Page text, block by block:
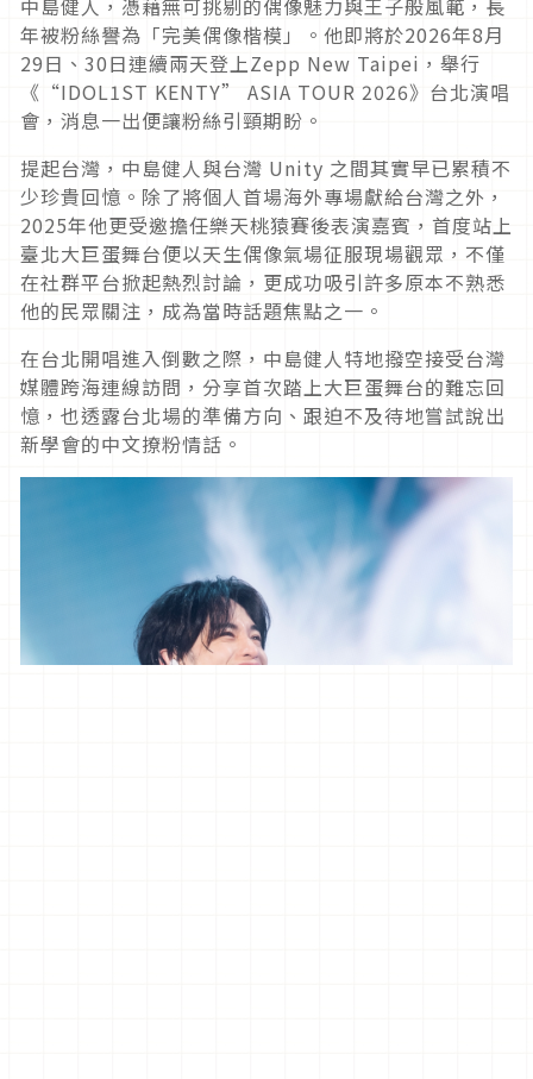
中島健人，憑藉無可挑剔的偶像魅力與王子般風範，長
年被粉絲譽為「完美偶像楷模」。他即將於2026年8月
29日、30日連續兩天登上Zepp New Taipei，舉行
《“IDOL1ST KENTY” ASIA TOUR 2026》台北演唱
會，消息一出便讓粉絲引頸期盼。
提起台灣，中島健人與台灣 Unity 之間其實早已累積不
少珍貴回憶。除了將個人首場海外專場獻給台灣之外，
2025年他更受邀擔任樂天桃猿賽後表演嘉賓，首度站上
臺北大巨蛋舞台便以天生偶像氣場征服現場觀眾，不僅
在社群平台掀起熱烈討論，更成功吸引許多原本不熟悉
他的民眾關注，成為當時話題焦點之一。
在台北開唱進入倒數之際，中島健人特地撥空接受台灣
媒體跨海連線訪問，分享首次踏上大巨蛋舞台的難忘回
憶，也透露台北場的準備方向、跟迫不及待地嘗試說出
新學會的中文撩粉情話。